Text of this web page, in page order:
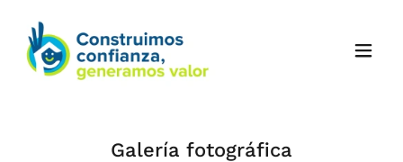
Galería fotográfica